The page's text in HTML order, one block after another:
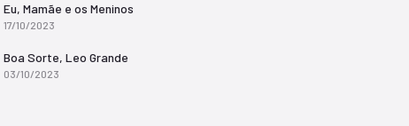
Eu, Mamãe e os Meninos
17/10/2023
Boa Sorte, Leo Grande
03/10/2023